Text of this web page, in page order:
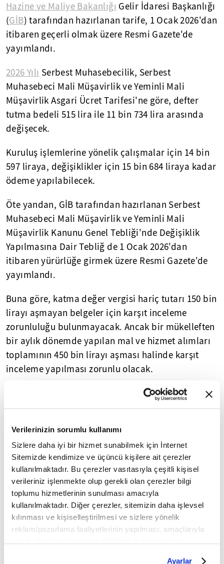
Verilerinizin sorumlu kullanımı
Sizlere daha iyi bir hizmet sunabilmek için İnternet
Sitemizde kendimize ve üçüncü kişilere ait çerezler
kullanılmaktadır. Bu çerezler vasıtasıyla çeşitli kişisel
verileriniz işlenmekte olup gerekli olan çerezler bilgi
toplumu hizmetlerinin sunulması amacıyla
kullanılmaktadır. Diğer çerezler, sitemizin daha işlevsel
kılınması ve kişiselleştirilmesi ve sizlere yönelik
reklam/pazarlama faaliyetlerinin yapılması, amaçlarıyla
Ayarlar
Hazine ve Maliye Bakanlığı Gelir İdaresi Başkanlığı
(GİB) tarafından hazırlanan tarife, 1 Ocak 2026'dan
itibaren geçerli olmak üzere Resmi Gazete'de
yayımlandı.
2026 Yılı Serbest Muhasebecilik, Serbest
Muhasebeci Mali Müşavirlik ve Yeminli Mali
Müşavirlik Asgari Ücret Tarifesi'ne göre, defter
tutma bedeli 515 lira ile 11 bin 734 lira arasında
değişecek.
Kuruluş işlemlerine yönelik çalışmalar için 14 bin
597 liraya, değişiklikler için 15 bin 684 liraya kadar
ödeme yapılabilecek.
Öte yandan, GİB tarafından hazırlanan Serbest
Muhasebeci Mali Müşavirlik ve Yeminli Mali
Müşavirlik Kanunu Genel Tebliği'nde Değişiklik
Yapılmasına Dair Tebliğ de 1 Ocak 2026'dan
itibaren yürürlüğe girmek üzere Resmi Gazete'de
yayımlandı.
Buna göre, katma değer vergisi hariç tutarı 150 bin
lirayı aşmayan belgeler için karşıt inceleme
zorunluluğu bulunmayacak. Ancak bir mükelleften
bir aylık dönemde yapılan mal ve hizmet alımları
toplamının 450 bin lirayı aşması halinde karşıt
inceleme yapılması zorunlu olacak.
Yayınlanan köşe yazısı/haberin tüm hakları
Turkuvaz Medya Grubu'na aittir. Kaynak gösterilse dahi
kullanılamaz.
alıntılanan habere aktif link verilerek kullanılabilir.
Ayrıntılar için lütfentıklayın.
2026 yılı Hazine ve Maliye Bakanlığı gib